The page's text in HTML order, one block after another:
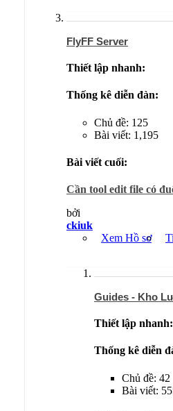
FlyFF Server
Thiết lập nhanh:
Thống kê diễn đàn:
Chủ đề: 125
Bài viết: 1,195
Bài viết cuối:
Cần tool edit file có
bởi
ckiuk
Xem Hồ sơ
Guides - Kho
Thiết lập nhanh:
Thống kê diễn
Chủ đề: 42
Bài viết: